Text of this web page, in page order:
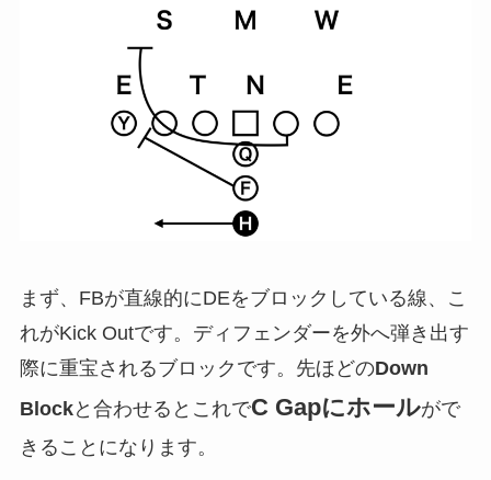
まず、FBが直線的にDEをブロックしている線、こ
れがKick Outです。ディフェンダーを外へ弾き出す
際に重宝されるブロックです。先ほどのDown
Blockと合わせるとこれでC Gapにホールがで
きることになります。